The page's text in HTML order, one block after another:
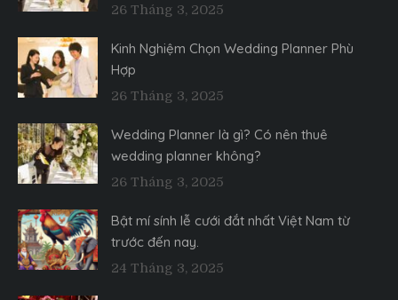
26 Tháng 3, 2025
Kinh Nghiệm Chọn Wedding Planner Phù
Hợp
26 Tháng 3, 2025
Wedding Planner là gì? Có nên thuê
wedding planner không?
26 Tháng 3, 2025
Bật mí sính lễ cưới đắt nhất Việt Nam từ
trước đến nay.
24 Tháng 3, 2025